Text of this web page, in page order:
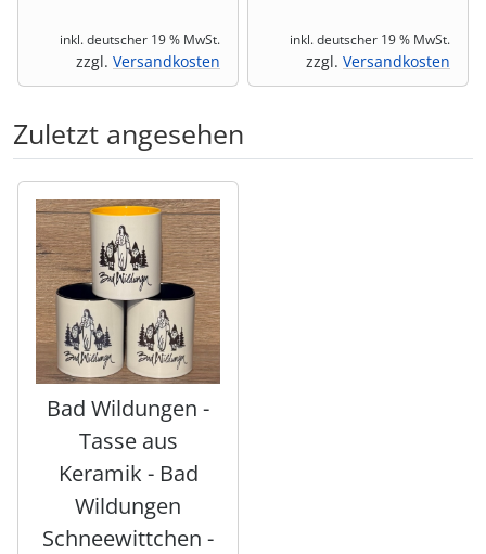
inkl. deutscher 19 % MwSt.
zzgl. Versandkosten
inkl. deutscher 19 % MwSt.
zzgl. Versandkosten
Zuletzt angesehen
Es folgt ein Produktslider - navigieren Sie mit der Tab-
Bad Wildungen -
Tasse aus
Keramik - Bad
Wildungen
Schneewittchen -